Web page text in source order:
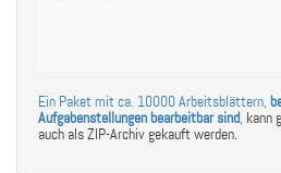
Ein Paket mit ca. 10000 Arbeitsblättern,
Aufgabenstellungen bearbeitbar sind, kann
auch als ZIP-Archiv gekauft werden.